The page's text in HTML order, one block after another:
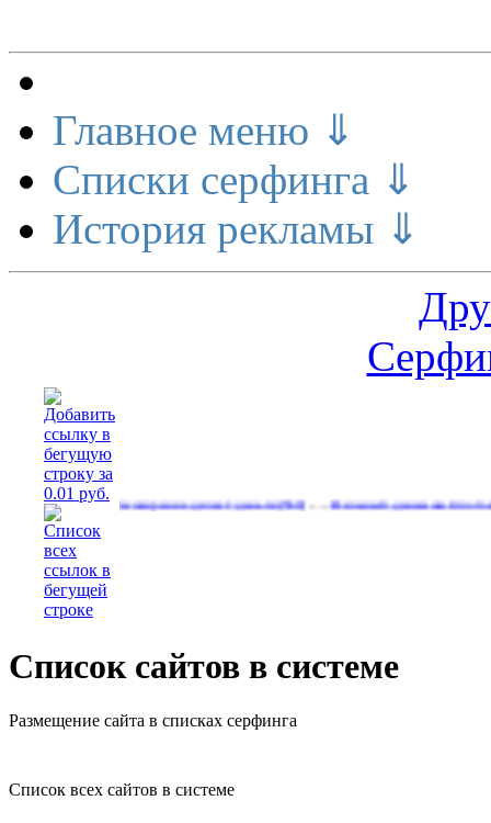
Главное меню ⇓
Списки серфинга ⇓
История рекламы ⇓
Расширение делает деньги(560)…Реальный денежный поток(590)…
Список сайтов в системе
Размещение сайта в списках серфинга
Список всех сайтов в системе